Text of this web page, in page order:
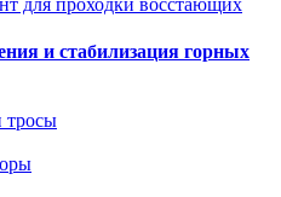
и стабилизация горных
тросы